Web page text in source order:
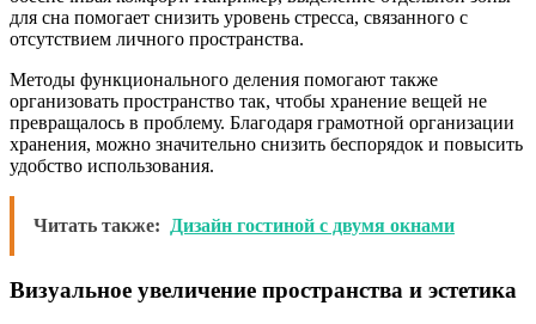
для сна помогает снизить уровень стресса, связанного с
отсутствием личного пространства.
Методы функционального деления помогают также
организовать пространство так, чтобы хранение вещей не
превращалось в проблему. Благодаря грамотной организации
хранения, можно значительно снизить беспорядок и повысить
удобство использования.
Читать также: Дизайн гостиной с двумя окнами
Визуальное увеличение пространства и эстетика